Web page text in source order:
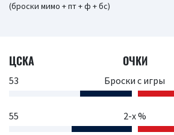
(броски мимо + пт + ф + бс)
ЦСКА ОЧКИ
53 Броски с игры
55 2-х %